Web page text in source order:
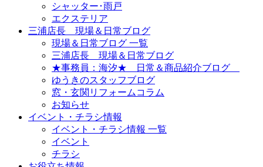
シャッター･雨戸
エクステリア
三浦店長 現場＆日常ブログ
現場＆日常ブログ 一覧
三浦店長 現場＆日常ブログ
★事務員：海汐★ 日常＆商品紹介ブログ
ゆうきのスタッフブログ
窓・玄関リフォームコラム
お知らせ
イベント・チラシ情報
イベント・チラシ情報 一覧
イベント
チラシ